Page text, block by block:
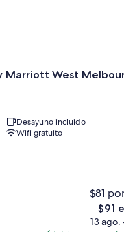
Marriott West
Desayuno incluido
Wifi gratuito
$81
El
precio
$91
13 ago.